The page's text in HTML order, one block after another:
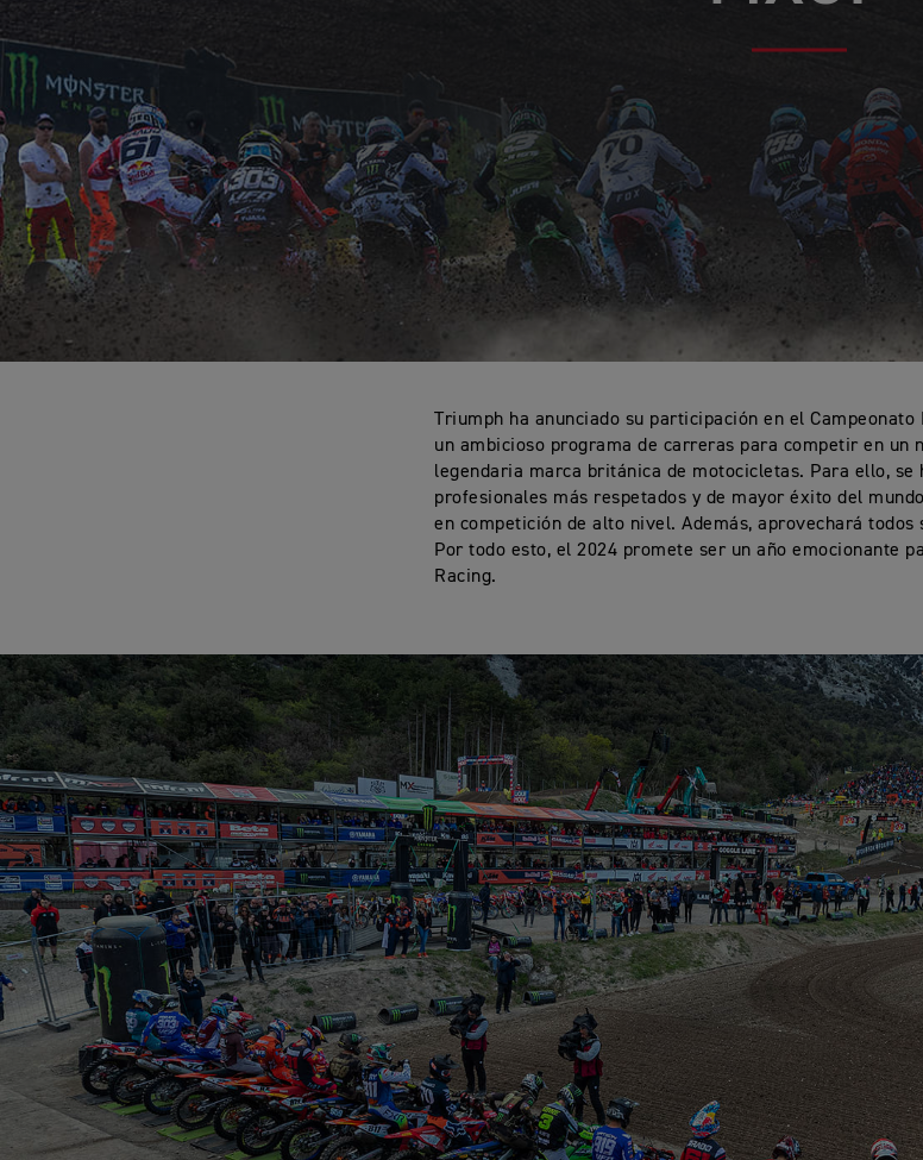
Triumph ha anunciado su participación en el
un ambicioso programa de carreras para competir en un
legendaria marca británica de motocicletas. Para ello, se
profesionales más respetados y de mayor éxito del
en competición de alto nivel. Además, aprovechará todos
Por todo esto, el 2024 promete ser un año emocionante
Racing.